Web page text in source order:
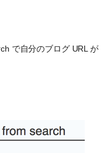
で自分のブログ URL が